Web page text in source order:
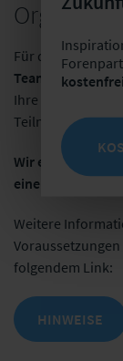
Für die virtuelle
Teams
. Klären
Ihre Firewall und
Teilnahme
Wir empfehlen
eine
Weitere
folgendem Link:
HINWEISE